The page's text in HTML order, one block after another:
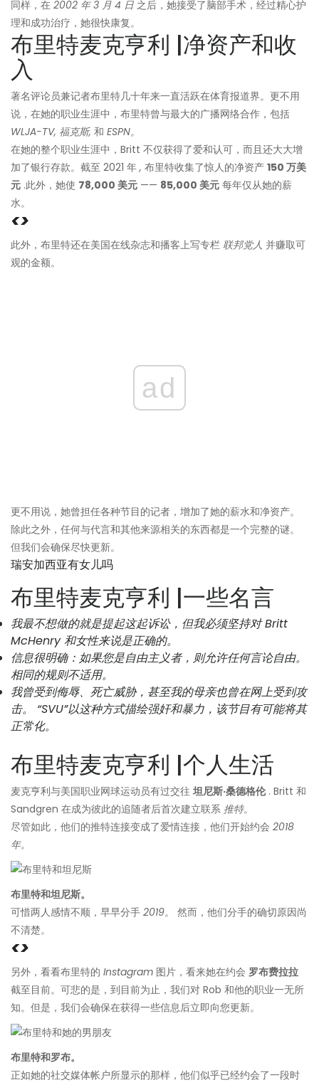
同样，在 2002 年 3 月 4 日 之后，她接受了脑部手术，经过精心护
理和成功治疗，她很快康复。
布里特麦克亨利 |净资产和收
入
著名评论员兼记者布里特几十年来一直活跃在体育报道界。更不用
说，在她的职业生涯中，布里特曾与最大的广播网络合作，包括
WLJA-TV, 福克斯, 和 ESPN。
在她的整个职业生涯中，Britt 不仅获得了爱和认可，而且还大大增
加了银行存款。截至 2021 年, 布里特收集了惊人的净资产 150 万美
元 .此外，她使 78,000 美元 —— 85,000 美元 每年仅从她的薪
水。
<>
此外，布里特还在美国在线杂志和播客上写专栏 联邦党人 并赚取可
观的金额。
ad
更不用说，她曾担任各种节目的记者，增加了她的薪水和净资产。
除此之外，任何与代言和其他来源相关的东西都是一个完整的谜。
但我们会确保尽快更新。
瑞安加西亚有女儿吗
布里特麦克亨利 |一些名言
我最不想做的就是提起这起诉讼，但我必须坚持对 Britt
McHenry 和女性来说是正确的。
信息很明确：如果您是自由主义者，则允许任何言论自由。
相同的规则不适用。
我曾受到侮辱、死亡威胁，甚至我的母亲也曾在网上受到攻
击。 “SVU”以这种方式描绘强奸和暴力，该节目有可能将其
正常化。
布里特麦克亨利 |个人生活
麦克亨利与美国职业网球运动员有过交往 坦尼斯·桑德格伦 . Britt 和
Sandgren 在成为彼此的追随者后首次建立联系 推特。
尽管如此，他们的推特连接变成了爱情连接，他们开始约会 2018
年。
布里特和坦尼斯。
可惜两人感情不顺，早早分手 2019。
然而，他们分手的确切原因尚
不清楚。
<>
另外，看看布里特的 Instagram 图片，看来她在约会 罗布费拉拉
截至目前。可悲的是，到目前为止，我们对 Rob 和他的职业一无所
知。但是，我们会确保在获得一些信息后立即向您更新。
布里特和罗布。
正如她的社交媒体帐户所显示的那样，他们似乎已经约会了一段时